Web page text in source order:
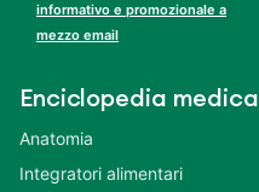
informativo e promozionale a
mezzo email
Enciclopedia medica
Anatomia
Integratori alimentari